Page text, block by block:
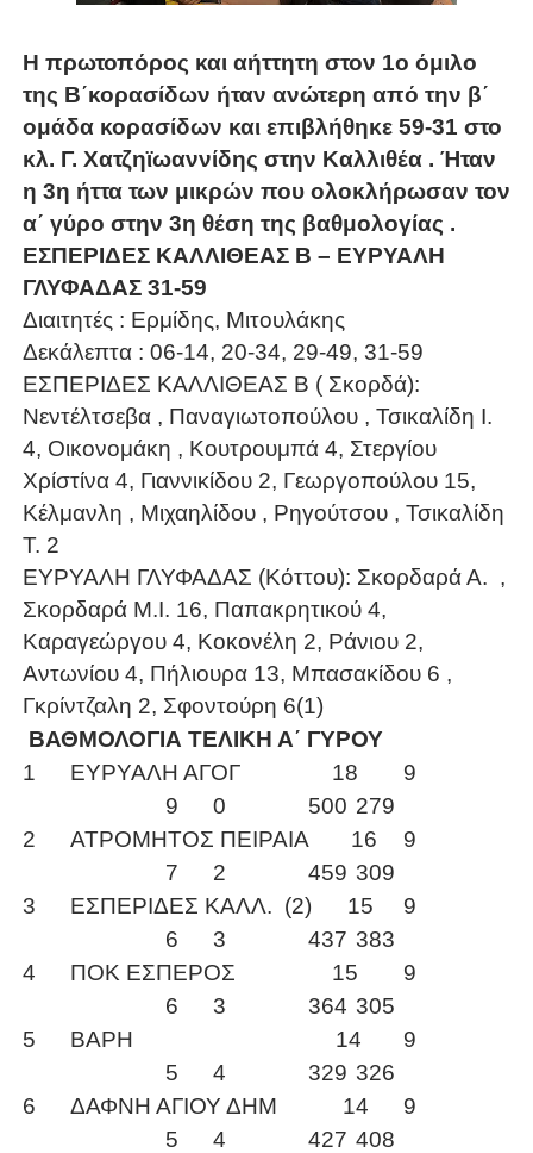
Η πρωτοπόρος και αήττητη στον 1ο όμιλο
της Β΄κορασίδων ήταν ανώτερη από την β΄
ομάδα κορασίδων και επιβλήθηκε 59-31 στο
κλ. Γ. Χατζηϊωαννίδης στην Καλλιθέα . Ήταν
η 3η ήττα των μικρών που ολοκλήρωσαν τον
α΄ γύρο στην 3η θέση της βαθμολογίας .
ΕΣΠΕΡΙΔΕΣ ΚΑΛΛΙΘΕΑΣ Β – ΕΥΡΥΑΛΗ
ΓΛΥΦΑΔΑΣ 31-59
Διαιτητές : Ερμίδης, Μιτουλάκης
Δεκάλεπτα : 06-14, 20-34, 29-49, 31-59
ΕΣΠΕΡΙΔΕΣ ΚΑΛΛΙΘΕΑΣ Β ( Σκορδά):
Νεντέλτσεβα , Παναγιωτοπούλου , Τσικαλίδη Ι.
4, Οικονομάκη , Κουτρουμπά 4, Στεργίου
Χρίστίνα 4, Γιαννικίδου 2, Γεωργοπούλου 15,
Κέλμανλη , Μιχαηλίδου , Ρηγούτσου , Τσικαλίδη
Τ. 2
ΕΥΡΥΑΛΗ ΓΛΥΦΑΔΑΣ (Κόττου): Σκορδαρά Α. ,
Σκορδαρά Μ.Ι. 16, Παπακρητικού 4,
Καραγεώργου 4, Κοκονέλη 2, Ράνιου 2,
Αντωνίου 4, Πήλιουρα 13, Μπασακίδου 6 ,
Γκρίντζαλη 2, Σφοντούρη 6(1)
ΒΑΘΜΟΛΟΓΙΑ ΤΕΛΙΚΗ Α΄ ΓΥΡΟΥ
1
ΕΥΡΥΑΛΗ ΑΓΟΓ 18
9
9
0 500 279
2
ΑΤΡΟΜΗΤΟΣ ΠΕΙΡΑΙΑ 16
9
7
2 459 309
3
ΕΣΠΕΡΙΔΕΣ ΚΑΛΛ. (2) 15
9
6
3 437 383
4
ΠΟΚ ΕΣΠΕΡΟΣ 15
9
6
3 364 305
5
ΒΑΡΗ 14
9
5
4 329 326
6
ΔΑΦΝΗ ΑΓΙΟΥ ΔΗΜ 14
9
5
4 427 408